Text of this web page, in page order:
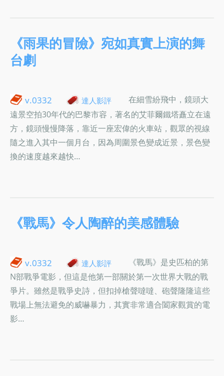
《雨果的冒險》宛如真實上演的舞
台劇
v.0332 達人影評
在細雪紛飛中，鏡頭大
遠景空拍30年代的巴黎市容，著名的艾菲爾鐵塔矗立在遠
方，鏡頭慢慢降落，靠近一座宏偉的火車站，觀眾的視線
隨之進入其中一個月台，因為周圍景色變成近景，景色變
換的速度越來越快…
《戰馬》令人陶醉的美感體驗
v.0332 達人影評
《戰馬》是史匹柏的第
N部戰爭電影，但這是他第一部關於第一次世界大戰的戰
爭片。雖然是戰爭史詩，但扣掉槍聲噠噠、砲聲隆隆這些
戰場上無法避免的威嚇暴力，其實非常適合闔家觀賞的電
影…